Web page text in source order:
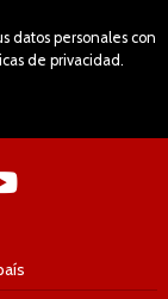
datos personales con
de privacidad.